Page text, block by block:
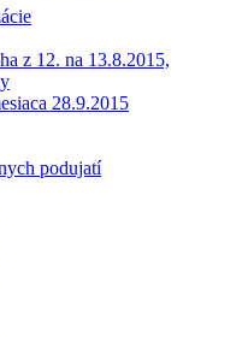
z 12. na 13.8.2015,
28.9.2015
podujatí